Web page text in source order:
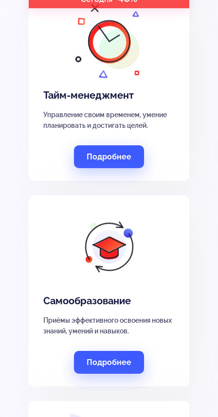
Тайм-менеджмент
Управление своим временем, умение
планировать и достигать целей.
Подробнее
Самообразование
Приёмы эффективного освоения новых
знаний, умений и навыков.
Подробнее